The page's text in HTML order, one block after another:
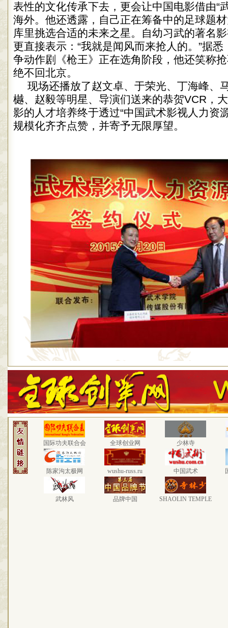
表性的文化传承下去，更会让中国电影借由“
海外。他还透露，自己正在筹备中的足球题
库里挑选合适的未来之星。自幼习武的著名
更直接表示：“我就是闻风而来抢人的。”据
争动作剧《枪王》正在选角阶段，他还笑称
绝不回北京。
现场还播放了赵文卓、于荣光、丁海峰、
樾、赵毅等明星、导演们送来的恭贺VCR，
影的人才培养终于透过“中国武术影视人力资
规模化齐齐点赞，并寄予无限厚望。
国际功夫联合会 全球创业网 少林寺
陈家沟太极网 wushu-russ.ru 中国武术
武林风 品牌中国 SHAOLIN TEMPLE